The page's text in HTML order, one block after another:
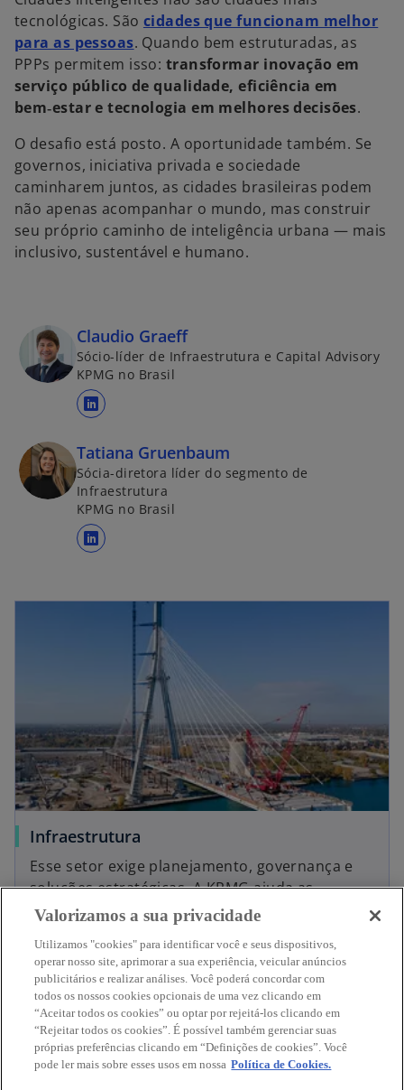
tecnológicas. São cidades que funcionam melhor
para as pessoas. Quando bem estruturadas, as
PPPs permitem isso: transformar inovação em
serviço público de qualidade, eficiência em
bem‑estar e tecnologia em melhores decisões.
O desafio está posto. A oportunidade também. Se
governos, iniciativa privada e sociedade
caminharem juntos, as cidades brasileiras podem
não apenas acompanhar o mundo, mas construir
seu próprio caminho de inteligência urbana — mais
inclusivo, sustentável e humano.
Claudio Graeff
Sócio-líder de Infraestrutura e Capital Advisory
KPMG no Brasil
a
r
e
e
m
u
n
i
a
Tatiana Gruenbaum
Sócia-diretora líder do segmento de
Infraestrutura
KPMG no Brasil
a
a
n
o
v
a
g
i
a
Infraestrutura
Esse setor exige planejamento, governança e
soluções estratégicas. A KPMG ajuda as
empresas a obter resultados de sucesso em
cada etapa dessa jornada. Conheça nossas
abordagens!
Saiba mais
Contato
Valorizamos a sua privacidade
Utilizamos "cookies" para identificar você e seus dispositivos,
operar nosso site, aprimorar a sua experiência, veicular anúncios
publicitários e realizar análises. Você poderá concordar com
todos os nossos cookies opcionais de uma vez clicando em
“Aceitar todos os cookies” ou optar por rejeitá-los clicando em
“Rejeitar todos os cookies”. É possível também gerenciar suas
próprias preferências clicando em “Definições de cookies”. Você
pode ler mais sobre esses usos em nossa Política de Cookies.